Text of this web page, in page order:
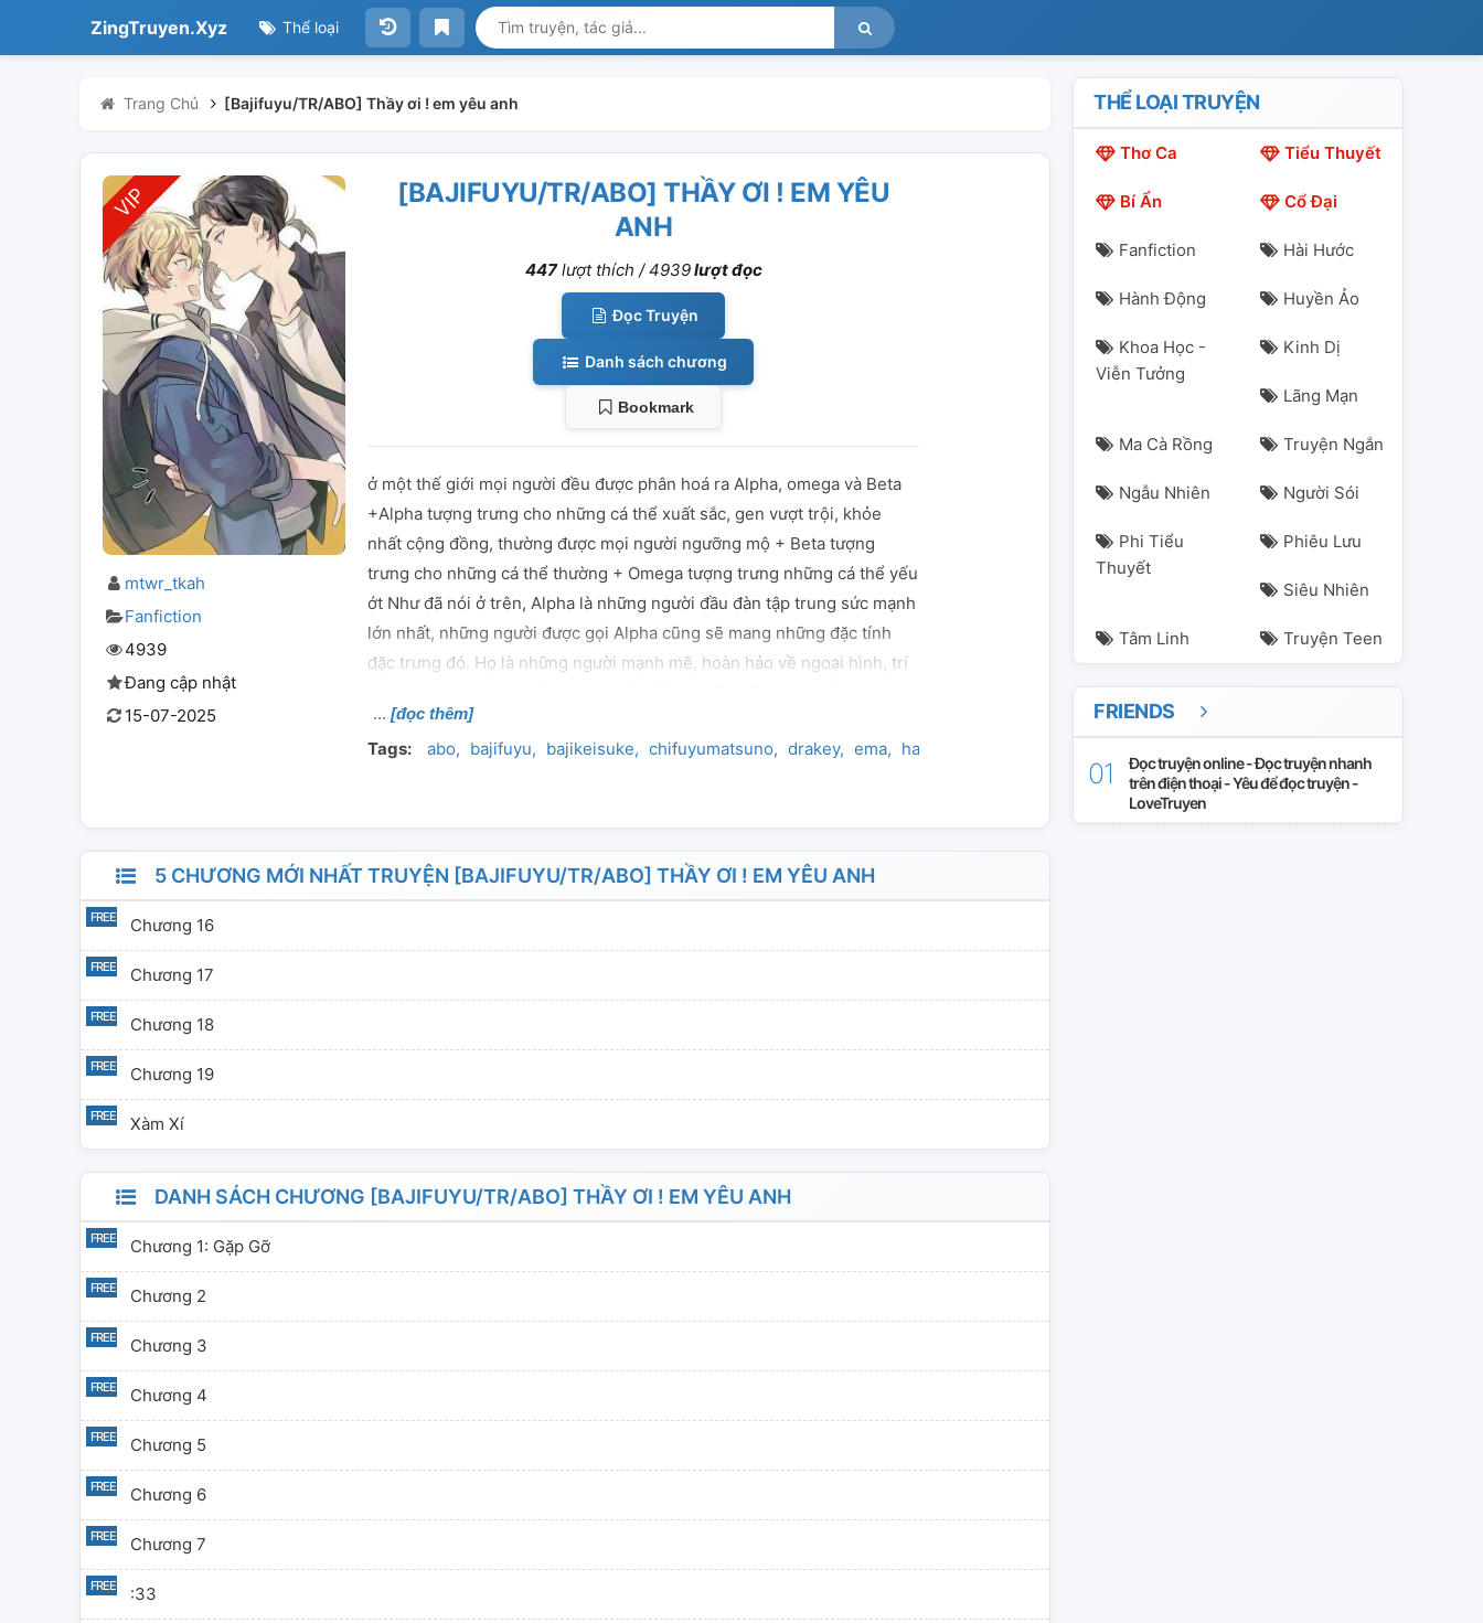
ZingTruyen.Xyz Thể loại
Trang Chủ [Bajifuyu/TR/ABO] Thầy ơi ! em yêu anh
mtwr_tkah
Fanfiction
4939
Đang cập nhật
15-07-2025
[BAJIFUYU/TR/ABO] THẦY ƠI ! EM YÊU
ANH
447lượt thích /4939lượt đọc
Đọc Truyện
Danh sách chương
Bookmark
ở một thế giới mọi người đều được phân hoá ra Alpha, omega và Beta
+Alpha tượng trưng cho những cá thể xuất sắc, gen vượt trội, khỏe
nhất cộng đồng, thường được mọi người ngưỡng mộ + Beta tượng
trưng cho những cá thể thường + Omega tượng trưng những cá thể yếu
ớt Như đã nói ở trên, Alpha là những người đầu đàn tập trung sức mạnh
lớn nhất, những người được gọi Alpha cũng sẽ mang những đặc tính
đặc trưng đó. Họ là những người mạnh mẽ, hoàn hảo về ngoại hình, trí
ảnh hưởng và rất dễ bị kích động bởi Omega. Ở thế giới này đều không
phân biệt mà có thể Omega và Omega là một cặp thậm chí Alpha cùng
học trò nhỏ hơn mình vài tuổi Văn chương của tui hơi khó hiểu tí thông
cảm nha ʕ⁠'⁠•⁠ᴥ⁠•⁠'⁠ʔ💦 (bìa)cre_@pullmoo0
[đọc thêm]
Tags: abo bajifuyu bajikeisuke chifuyumatsuno drakey ema hakkmit
5 CHƯƠNG MỚI NHẤT TRUYỆN [BAJIFUYU/TR/ABO] THẦY ƠI ! EM YÊU ANH
Chương 16
Chương 17
Chương 18
Chương 19
Xàm Xí
DANH SÁCH CHƯƠNG [BAJIFUYU/TR/ABO] THẦY ƠI ! EM YÊU ANH
Chương 1: Gặp Gỡ
Chương 2
Chương 3
Chương 4
Chương 5
Chương 6
Chương 7
:33
THỂ LOẠI TRUYỆN
Thơ Ca Tiểu Thuyết
Bí Ẩn Cổ Đại
Fanfiction Hài Hước
Hành Động Huyền Ảo
Khoa Học -
Viễn Tưởng
Kinh Dị
Lãng Mạn
Ma Cà Rồng Truyện Ngắn
Ngẫu Nhiên Người Sói
Phi Tiểu
Thuyết
Phiêu Lưu
Siêu Nhiên
Tâm Linh Truyện Teen
FRIENDS
Đọc truyện online - Đọc truyện nhanh
trên điện thoại - Yêu để đọc truyện -
LoveTruyen